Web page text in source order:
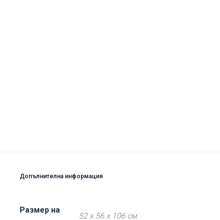
Допълнителна информация
Размер на
52 х 56 х 106 см